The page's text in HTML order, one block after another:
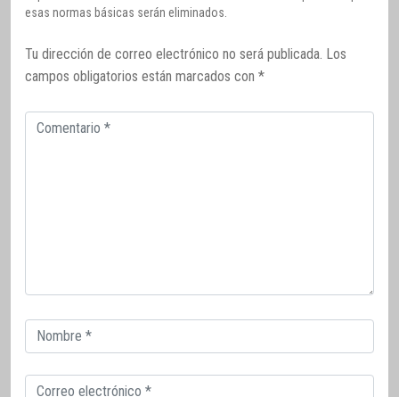
esas normas básicas serán eliminados.
Tu dirección de correo electrónico no será publicada. Los
campos obligatorios están marcados con *
Comentario
Correo
electrónico
Correo